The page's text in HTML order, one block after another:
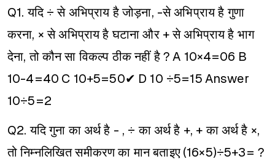
Q1. यदि ÷ से अभिप्राय है जोड़ना, -से अभिप्राय है गुणा
करना, × से अभिप्राय है घटाना और + से अभिप्राय है भाग
देना, तो कौन सा विकल्प ठीक नहीं है ? A 10×4=06 B
10-4=40 C 10+5=50✔ D 10 ÷5=15 Answer
10÷5=2
Q2. यदि गुना का अर्थ है - , ÷ का अर्थ है +, + का अर्थ है ×,
तो निम्नलिखित समीकरण का मान बताइए (16×5)÷5+3= ?